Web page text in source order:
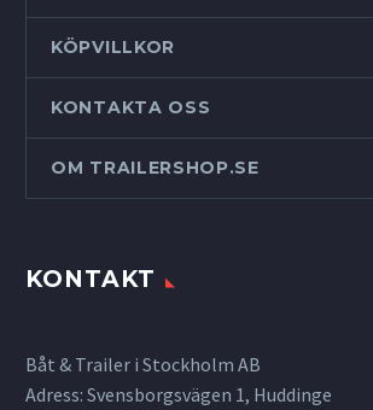
KÖPVILLKOR
KONTAKTA OSS
OM TRAILERSHOP.SE
KONTAKT
Båt & Trailer i Stockholm AB
Adress: Svensborgsvägen 1, Huddinge